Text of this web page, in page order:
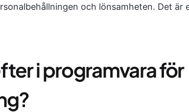
och lönsamheten. Det är
i programvara för